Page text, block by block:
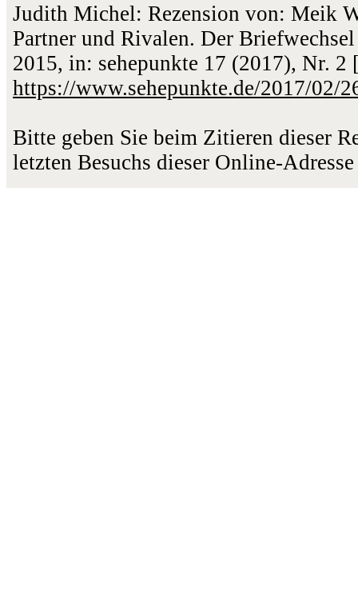
Judith Michel: Rezension von: Meik
Partner und Rivalen. Der
2015, in: sehepunkte 17 (2017), Nr.
https://www.sehepunkte.de/2017/02/
Bitte geben Sie beim Zitieren dieser
letzten Besuchs dieser Online-Adresse